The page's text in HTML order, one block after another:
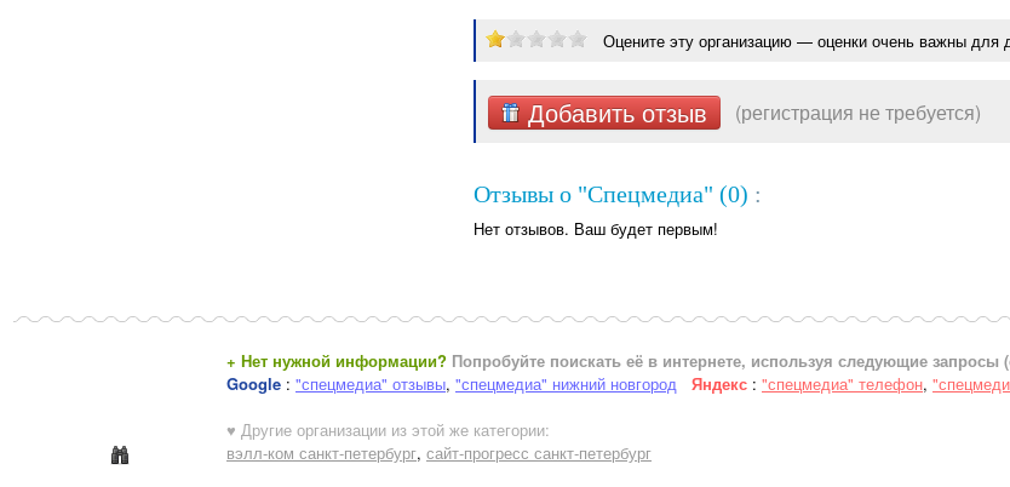
Оцените эту организацию — оценки очень важны для
Добавить отзыв (регистрация не требуется)
Отзывы о "Спецмедиа" (0) :
Нет отзывов. Ваш будет первым!
+ Нет нужной информации? Попробуйте поискать её в интернете, используя следующие
Google : "спецмедиа" отзывы, "спецмедиа" нижний новгород Яндекс : "спецмедиа" телефон,
♥ Другие организации из этой же категории:
вэлл-ком санкт-петербург, сайт-прогресс санкт-петербург